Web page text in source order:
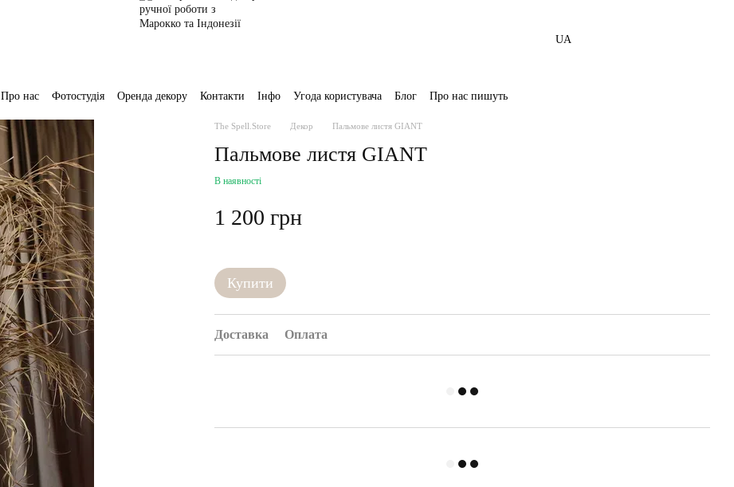
UA
Про нас Фотостудія Оренда декору Контакти Інфо Угода користувача Блог Про нас пишуть
The Spell.Store Декор Пальмове листя GIANT
Пальмове листя GIANT
В наявності
1 200 грн
Купити
Доставка Оплата